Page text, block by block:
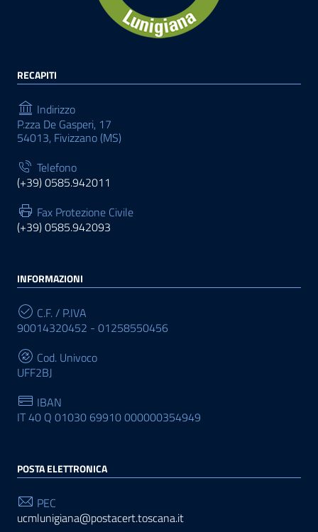
RECAPITI
Indirizzo
P.zza De Gasperi, 17
54013, Fivizzano (MS)
Telefono
(+39) 0585.942011
Fax Protezione Civile
(+39) 0585.942093
INFORMAZIONI
C.F. / P.IVA
90014320452 - 01258550456
Cod. Univoco
UFF2BJ
IBAN
IT 40 Q 01030 69910 000000354949
POSTA ELETTRONICA
PEC
ucmlunigiana@postacert.toscana.it